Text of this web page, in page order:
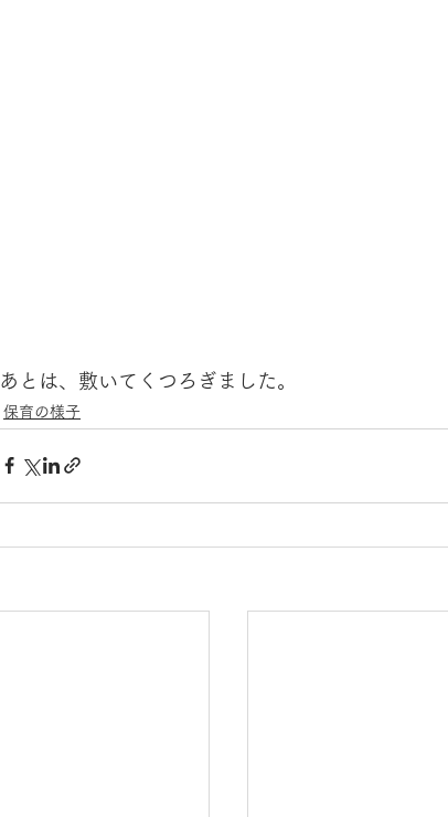
あとは、敷いてくつろぎました。
保育の様子